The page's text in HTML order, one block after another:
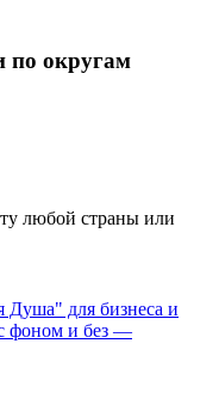
по округам
любой страны или